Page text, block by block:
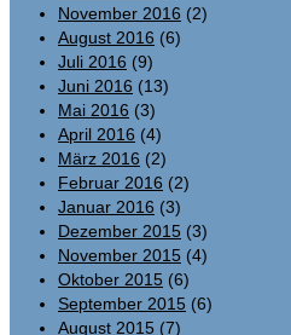
November 2016 (2)
August 2016 (6)
Juli 2016 (9)
Juni 2016 (13)
Mai 2016 (3)
April 2016 (4)
März 2016 (2)
Februar 2016 (2)
Januar 2016 (3)
Dezember 2015 (3)
November 2015 (4)
Oktober 2015 (6)
September 2015 (6)
August 2015 (7)